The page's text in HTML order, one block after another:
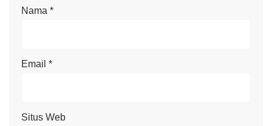
Nama *
Email *
Situs Web